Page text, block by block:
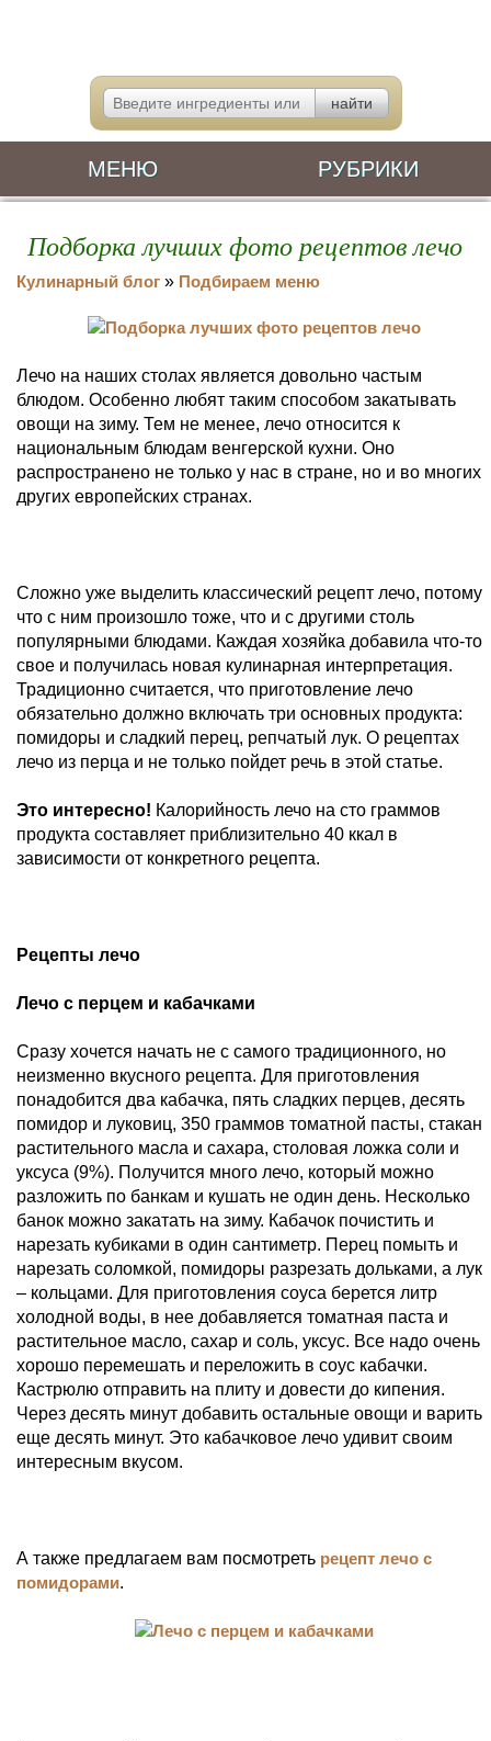
МЕНЮ РУБРИКИ
Подборка лучших фото рецептов лечо
Кулинарный блог » Подбираем меню
Лечо на наших столах является довольно частым
блюдом. Особенно любят таким способом закатывать
овощи на зиму. Тем не менее, лечо относится к
национальным блюдам венгерской кухни. Оно
распространено не только у нас в стране, но и во многих
других европейских странах.
Сложно уже выделить классический рецепт лечо, потому
что с ним произошло тоже, что и с другими столь
популярными блюдами. Каждая хозяйка добавила что-то
свое и получилась новая кулинарная интерпретация.
Традиционно считается, что приготовление лечо
обязательно должно включать три основных продукта:
помидоры и сладкий перец, репчатый лук. О рецептах
лечо из перца и не только пойдет речь в этой статье.
Это интересно! Калорийность лечо на сто граммов
продукта составляет приблизительно 40 ккал в
зависимости от конкретного рецепта.
Рецепты лечо
Лечо с перцем и кабачками
Сразу хочется начать не с самого традиционного, но
неизменно вкусного рецепта. Для приготовления
понадобится два кабачка, пять сладких перцев, десять
помидор и луковиц, 350 граммов томатной пасты, стакан
растительного масла и сахара, столовая ложка соли и
уксуса (9%). Получится много лечо, который можно
разложить по банкам и кушать не один день. Несколько
банок можно закатать на зиму. Кабачок почистить и
нарезать кубиками в один сантиметр. Перец помыть и
нарезать соломкой, помидоры разрезать дольками, а лук
– кольцами. Для приготовления соуса берется литр
холодной воды, в нее добавляется томатная паста и
растительное масло, сахар и соль, уксус. Все надо очень
хорошо перемешать и переложить в соус кабачки.
Кастрюлю отправить на плиту и довести до кипения.
Через десять минут добавить остальные овощи и варить
еще десять минут. Это кабачковое лечо удивит своим
интересным вкусом.
А также предлагаем вам посмотреть рецепт лечо с
помидорами.